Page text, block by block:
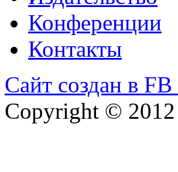
Конференции
Контакты
Сайт создан в
Copyright © 2012